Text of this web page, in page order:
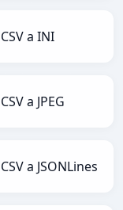
CSV a INI
CSV a JPEG
CSV a JSONLines